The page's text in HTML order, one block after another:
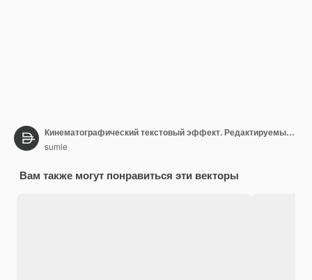
Кинематографический текстовый эффект. Редактируемый стиль шрифта
sumle
Вам также могут понравиться эти векторы